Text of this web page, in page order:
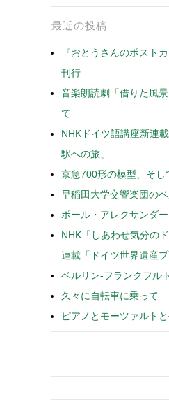
最近の投稿
『おとうさんのポスト
刊行
音楽朗読劇「借りた風
て
NHKドイツ語講座新連
駅への旅」
京急700形の模型、そ
早稲田大学交響楽団の
ポール・アレクサンダ
NHK「しあわせ気分の
連載「ドイツ世界遺産プ
ベルリン-フランクフル
久々に自転車に乗って
ピアノとモーツァルト